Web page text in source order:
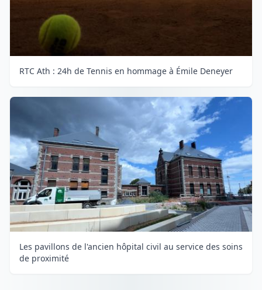
RTC Ath : 24h de Tennis en hommage à Émile Deneyer
Les pavillons de l'ancien hôpital civil au service des soins
de proximité